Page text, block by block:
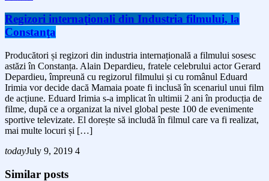
Regizori internaţionali din Industria filmului, la
Constanţa
Producători și regizori din industria internațională a filmului sosesc
astăzi în Constanța. Alain Depardieu, fratele celebrului actor Gerard
Depardieu, împreună cu regizorul filmului și cu românul Eduard
Irimia vor decide dacă Mamaia poate fi inclusă în scenariul unui film
de acțiune. Eduard Irimia s-a implicat în ultimii 2 ani în producția de
filme, după ce a organizat la nivel global peste 100 de evenimente
sportive televizate. El dorește să includă în filmul care va fi realizat,
mai multe locuri și […]
todayJuly 9, 2019 4
Similar posts